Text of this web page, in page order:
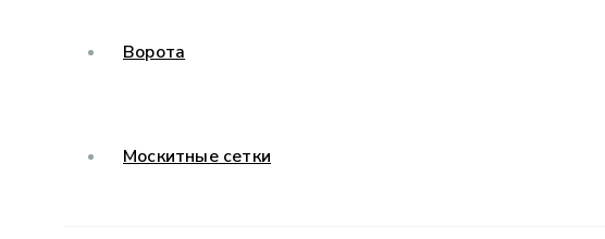
Ворота
Москитные сетки